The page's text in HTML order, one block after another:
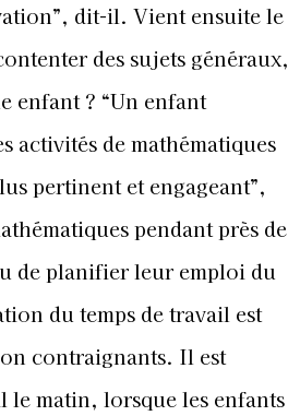
dit-il. Vient ensuite le
des sujets généraux,
enfant ? “Un enfant
activités de mathématiques
pertinent et engageant”,
pendant près de
de planifier leur emploi du
du temps de travail est
contraignants. Il est
le matin, lorsque les enfants